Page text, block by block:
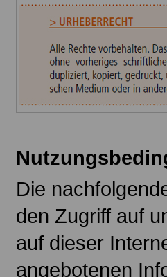
Die
den Zugriff auf
auf dieser
angebotenen